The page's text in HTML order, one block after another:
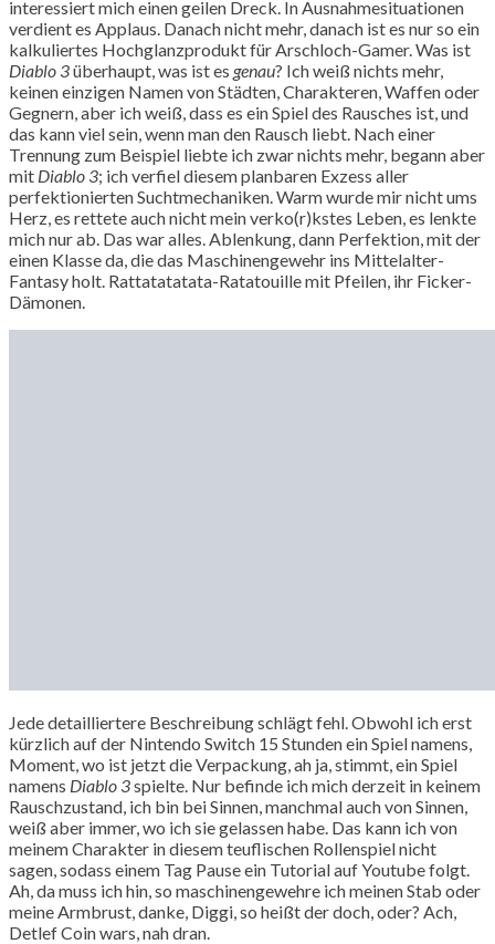
interessiert mich einen geilen Dreck. In Ausnahmesituationen
verdient es Applaus. Danach nicht mehr, danach ist es nur so ein
kalkuliertes Hochglanzprodukt für Arschloch-Gamer. Was ist
Diablo 3überhaupt, was ist es genau? Ich weiß nichts mehr,
keinen einzigen Namen von Städten, Charakteren, Waffen oder
Gegnern, aber ich weiß, dass es ein Spiel des Rausches ist, und
das kann viel sein, wenn man den Rausch liebt. Nach einer
Trennung zum Beispiel liebte ich zwar nichts mehr, begann aber
mit Diablo 3; ich verfiel diesem planbaren Exzess aller
perfektionierten Suchtmechaniken. Warm wurde mir nicht ums
Herz, es rettete auch nicht mein verko(r)kstes Leben, es lenkte
mich nur ab. Das war alles. Ablenkung, dann Perfektion, mit der
einen Klasse da, die das Maschinengewehr ins Mittelalter-
Fantasy holt. Rattatatatata-Ratatouille mit Pfeilen, ihr Ficker-
Dämonen.
Jede detailliertere Beschreibung schlägt fehl. Obwohl ich erst
kürzlich auf der Nintendo Switch 15 Stunden ein Spiel namens,
Moment, wo ist jetzt die Verpackung, ah ja, stimmt, ein Spiel
namens Diablo 3spielte. Nur befinde ich mich derzeit in keinem
Rauschzustand, ich bin bei Sinnen, manchmal auch von Sinnen,
weiß aber immer, wo ich sie gelassen habe. Das kann ich von
meinem Charakter in diesem teuflischen Rollenspiel nicht
sagen, sodass einem Tag Pause ein Tutorial auf Youtube folgt.
Ah, da muss ich hin, so maschinengewehre ich meinen Stab oder
meine Armbrust, danke, Diggi, so heißt der doch, oder? Ach,
Detlef Coin wars, nah dran.